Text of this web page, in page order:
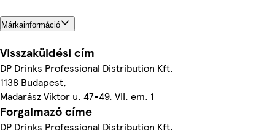
Márkainformáció
Visszaküldési cím
DP Drinks Professional Distribution Kft.
1138 Budapest,
Madarász Viktor u. 47-49. VII. em. 1
Forgalmazó címe
DP Drinks Professional Distribution Kft.